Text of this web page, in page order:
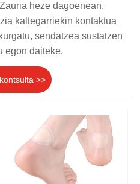
heze dagoenean,
kaltegarriekin kontaktua
sendatzea sustatzen
egon daiteke.
>>